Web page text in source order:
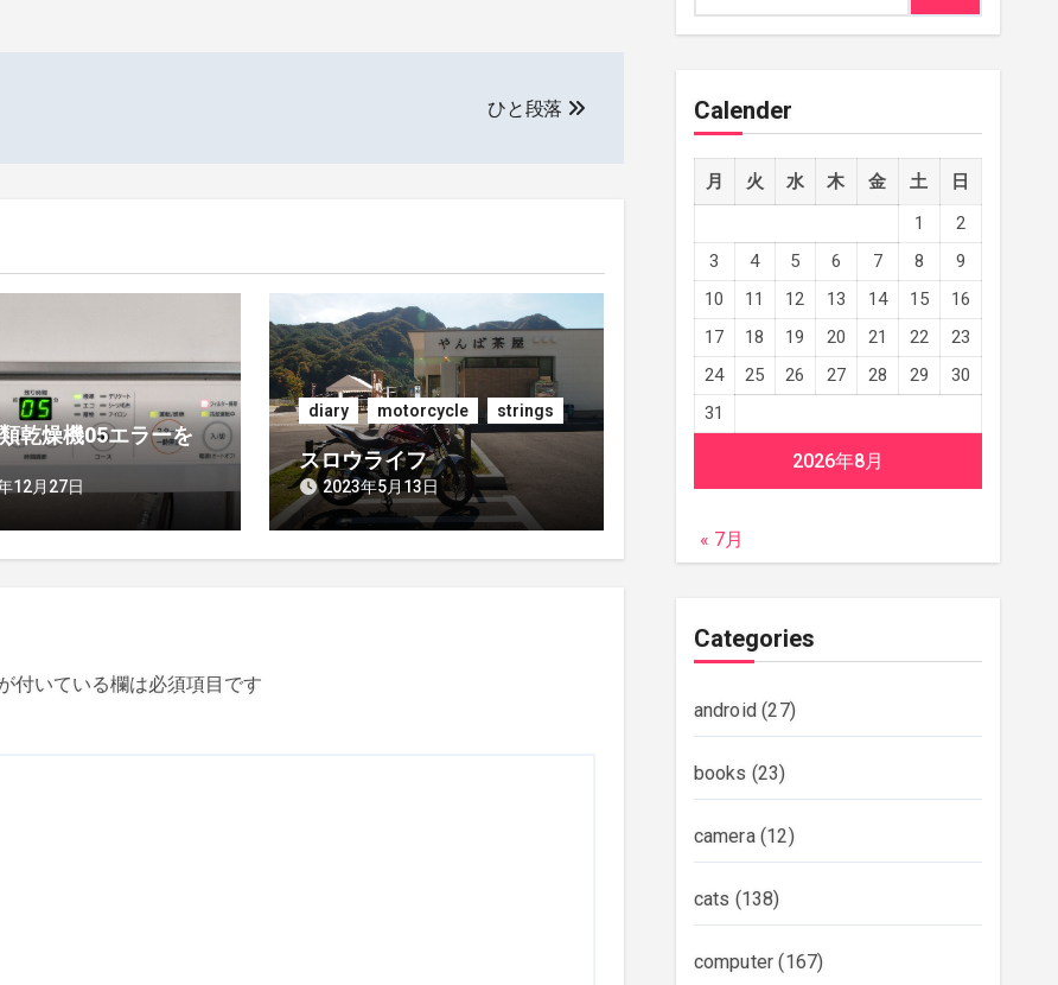
ひと段落
乾燥機05エラーを
12月27日
diary motorcycle strings
スロウライフ
2023年5月13日
付いている欄は必須項目です
Calender
2026年8月
月 火 水 木 金 土
日
1
2
3
4 5 6 7 8
9
10
11 12 13 14 15
16
17
18 19 20 21 22
23
24
25 26 27 28 29
30
31
« 7月
Categories
android(27)
books (23)
camera(12)
cats (138)
computer (167)